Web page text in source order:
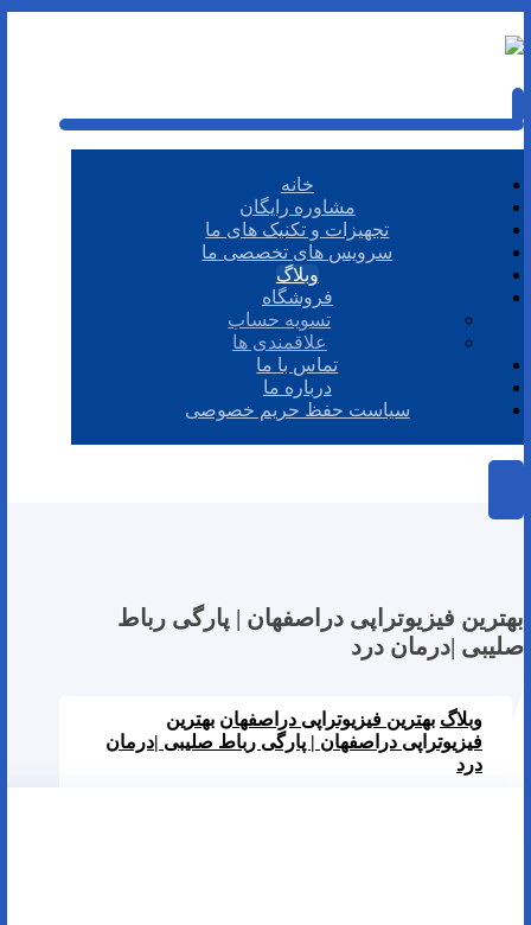
خانه
مشاوره رایگان
تجهیزات و تکنیک های ما
سرویس های تخصصی ما
وبلاگ
فروشگاه
تسویه حساب
علاقمندی ها
تماس با ما
درباره ما
سیاست حفظ حریم خصوصی
بهترین فیزیوتراپی دراصفهان | پارگی رباط
صلیبی |درمان درد
وبلاگ بهترین فیزیوتراپی دراصفهان بهترین
فیزیوتراپی دراصفهان | پارگی رباط صلیبی |درمان
درد